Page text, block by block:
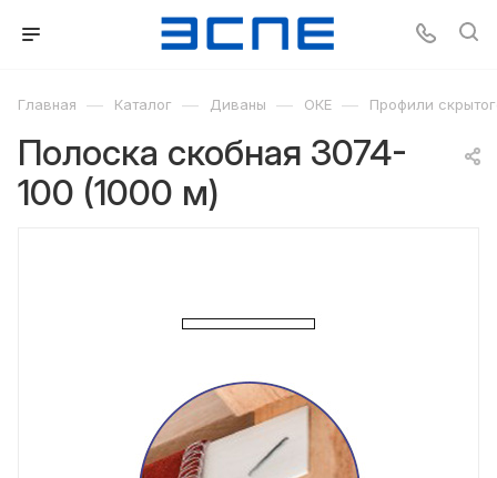
Главная — Каталог — Диваны — ОКЕ — Профили
Полоска скобная 3074-
100 (1000 м)